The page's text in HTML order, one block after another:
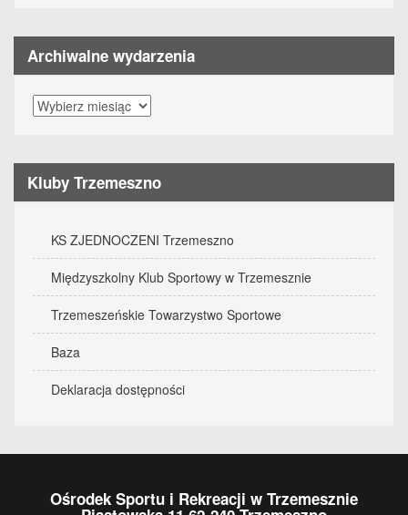
Archiwalne wydarzenia
Archiwalne
wydarzenia
Kluby Trzemeszno
KS ZJEDNOCZENI Trzemeszno
Międzyszkolny Klub Sportowy w Trzemesznie
Trzemeszeńskie Towarzystwo Sportowe
Baza
Deklaracja dostępności
Ośrodek Sportu i Rekreacji w Trzemesznie